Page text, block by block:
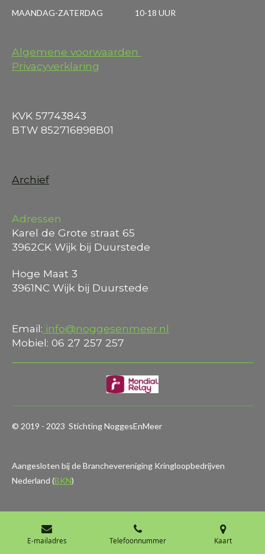
MAANDAG-ZATERDAG 10-18 UUR
Algemene voorwaarden
Privacyverklaring
KVK 57743843
BTW 852716898B01
Archief
Adressen
Karel de Grote straat 65
3962CK Wijk bij Duurstede
Hoge Maat 3
3961NC Wijk bij Duurstede
Email: info@noggesenmeer.nl
Mobiel: 06 27 257 257
© 2019 - 2023 Stichting NoggesEnMeer
Aangesloten bij de Branchevereniging Kringloopbedrijven
Nederland (BKN)
E-mailadres Telefoonnummer Kaart